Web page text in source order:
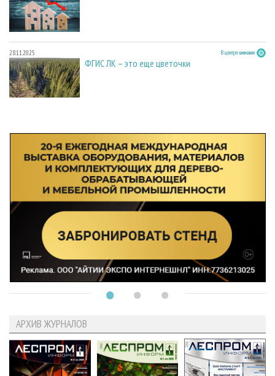
28.11.2025 В центре внимания
ФГИС ЛК – это еще цветочки
АРХИВ ЖУРНАЛОВ